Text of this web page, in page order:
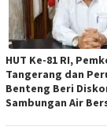
HUT Ke-81 RI,
Tangerang dan
Benteng Beri
Sambungan Air